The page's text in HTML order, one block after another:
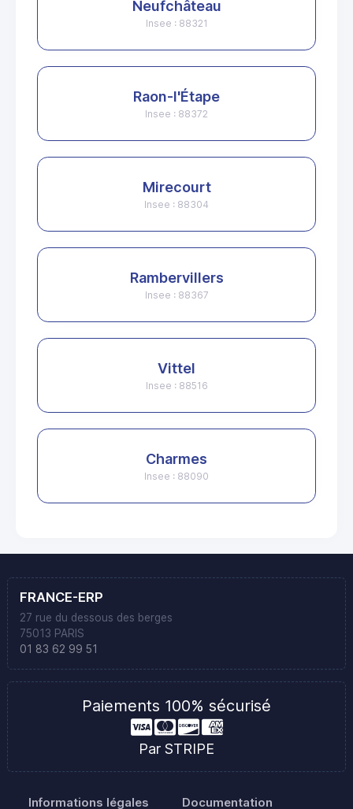
Neufchâteau
Insee : 88321
Raon-l'Étape
Insee : 88372
Mirecourt
Insee : 88304
Rambervillers
Insee : 88367
Vittel
Insee : 88516
Charmes
Insee : 88090
FRANCE-ERP
27 rue du dessous des berges
75013 PARIS
01 83 62 99 51
Paiements 100% sécurisé
Par STRIPE
Informations légales Documentation